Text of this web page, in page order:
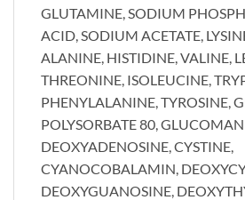
GLUTAMINE, SODIUM
ACID, SODIUM ACETATE,
ALANINE, HISTIDINE, VALINE,
THREONINE, ISOLEUCINE,
PHENYLALANINE, TYROSINE,
POLYSORBATE 80,
DEOXYADENOSINE, CYSTINE,
CYANOCOBALAMIN,
DEOXYGUANOSINE,